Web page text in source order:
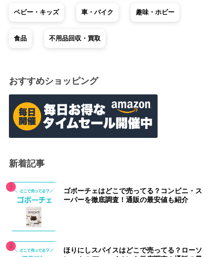
ベビー・キッズ 車・バイク 趣味・ホビー
食品 不用品回収・買取
おすすめショッピング
新着記事
ゴボーチェはどこで売ってる？コンビニ・ス
ーパーを徹底調査！通販の最安値も紹介
ほりにしスパイスはどこで売ってる？ローソ